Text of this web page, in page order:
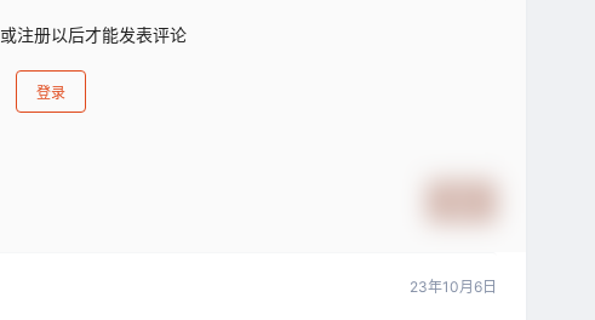
注册以后才能发表评论
登录
23年10月6日